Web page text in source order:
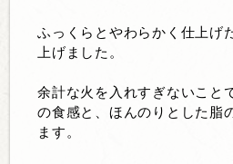
ふっくらとやわらかく仕上げ
上げました。
余計な火を入れすぎないこと
の食感と、ほんのりとした脂
ます。